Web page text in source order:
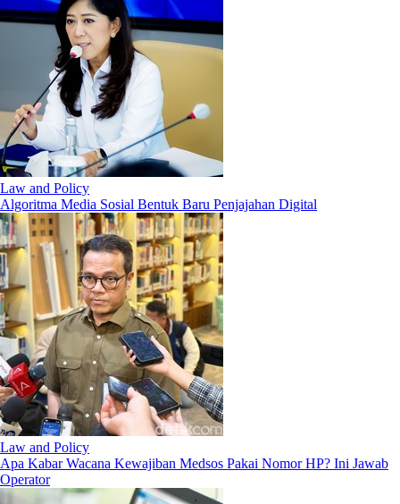
Law and Policy
Algoritma Media Sosial Bentuk Baru Penjajahan Digital
Law and Policy
Apa Kabar Wacana Kewajiban Medsos Pakai Nomor HP? Ini Jawab
Operator